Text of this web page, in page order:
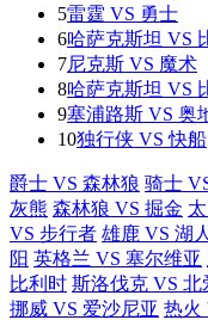
5雷霆 VS 勇士
6哈萨克斯坦 VS
7尼克斯 VS 魔术
8哈萨克斯坦 VS
9塞浦路斯 VS 奥
10独行侠 VS 快船
爵士 VS 森林狼 骑士
灰熊 森林狼 VS 掘金
VS 步行者 雄鹿 VS 湖人
阳 英格兰 VS 塞尔维亚
比利时 斯洛伐克 VS 北
挪威 VS 爱沙尼亚 热火